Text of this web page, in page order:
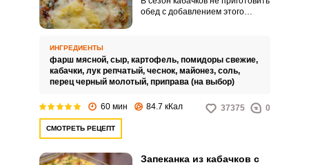
обед с добавлением этого
картофелем – полноценное
питательное блюдо, которое не
только очень вкусное и сочное,
но еще и полезное. Оно точно
ИНГРЕДИЕНТЫ
фарш мясной, сыр, картофель, помидоры свежие,
кабачки, лук репчатый, чеснок, майонез, соль,
перец черный молотый, приправа (на выбор)
60 мин 84.7 кКал 37375 0
СМОТРЕТЬ РЕЦЕПТ
Запеканка из кабачков с